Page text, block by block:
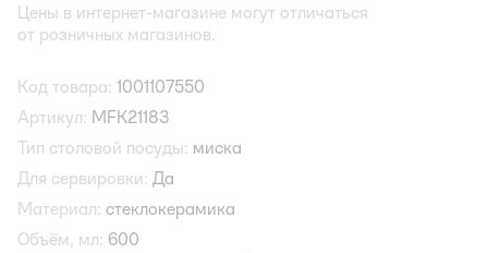
Цены в интернет-магазине могут отличаться
от розничных магазинов.
Код товара: 1001107550
Артикул: MFK21183
Тип столовой посуды: миска
Для сервировки: Да
Материал: стеклокерамика
Объём, мл: 600